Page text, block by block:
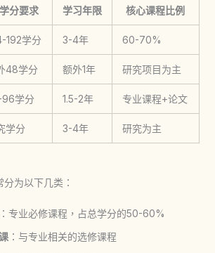
分要求 学习年限 核心课程比例
192学分 3-4年 60-70%
48学分 额外1年 研究项目为主
学分 1.5-2年 专业课程+论文
学分 3-4年 研究为主
为以下几类：
专业必修课程，占总学分的50-60%
：与专业相关的选修课程